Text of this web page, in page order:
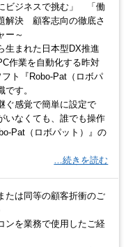
ビジネスで挑む」 「働
解決 顧客志向の徹底さ
ー～
生まれた日本型DX推進
作業を自動化する昨対
ト『Robo-Pat（ロボパ
です。
ぐ感覚で簡単に設定で
いなくても、誰でも操作
Pat（ロボパット）』の
…続きを読む
たは同等の顧客折衝のご
ンを業務で使用したご経